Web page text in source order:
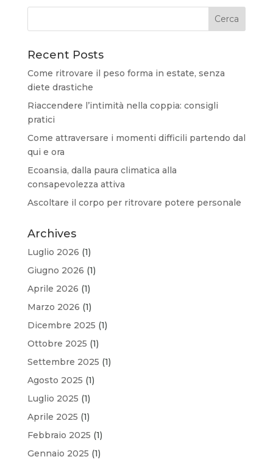
Recent Posts
Come ritrovare il peso forma in estate, senza
diete drastiche
Riaccendere l’intimità nella coppia: consigli
pratici
Come attraversare i momenti difficili partendo dal
qui e ora
Ecoansia, dalla paura climatica alla
consapevolezza attiva
Ascoltare il corpo per ritrovare potere personale
Archives
Luglio 2026 (1)
Giugno 2026 (1)
Aprile 2026 (1)
Marzo 2026 (1)
Dicembre 2025 (1)
Ottobre 2025 (1)
Settembre 2025 (1)
Agosto 2025 (1)
Luglio 2025 (1)
Aprile 2025 (1)
Febbraio 2025 (1)
Gennaio 2025 (1)